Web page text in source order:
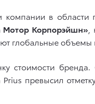
в области
Мотор Корпорэйшн»
глобальные объемы
стоимости
превысил